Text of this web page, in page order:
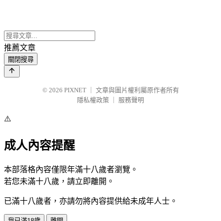
推薦文章
關閉搜尋
© 2026 PIXNET
文章與圖片權利屬原作者所有
隱私權政策
服務聲明
⚠️
成人內容提醒
本部落格內容僅限年滿十八歲者瀏覽。
若您未滿十八歲，請立即離開。
已滿十八歲者，亦請勿將內容提供給未成年人士。